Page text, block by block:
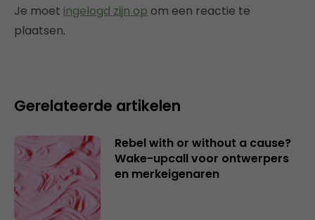
Je moet ingelogd zijn op om een reactie te
plaatsen.
Gerelateerde artikelen
Rebel with or without a cause?
Wake-upcall voor ontwerpers
en merkeigenaren